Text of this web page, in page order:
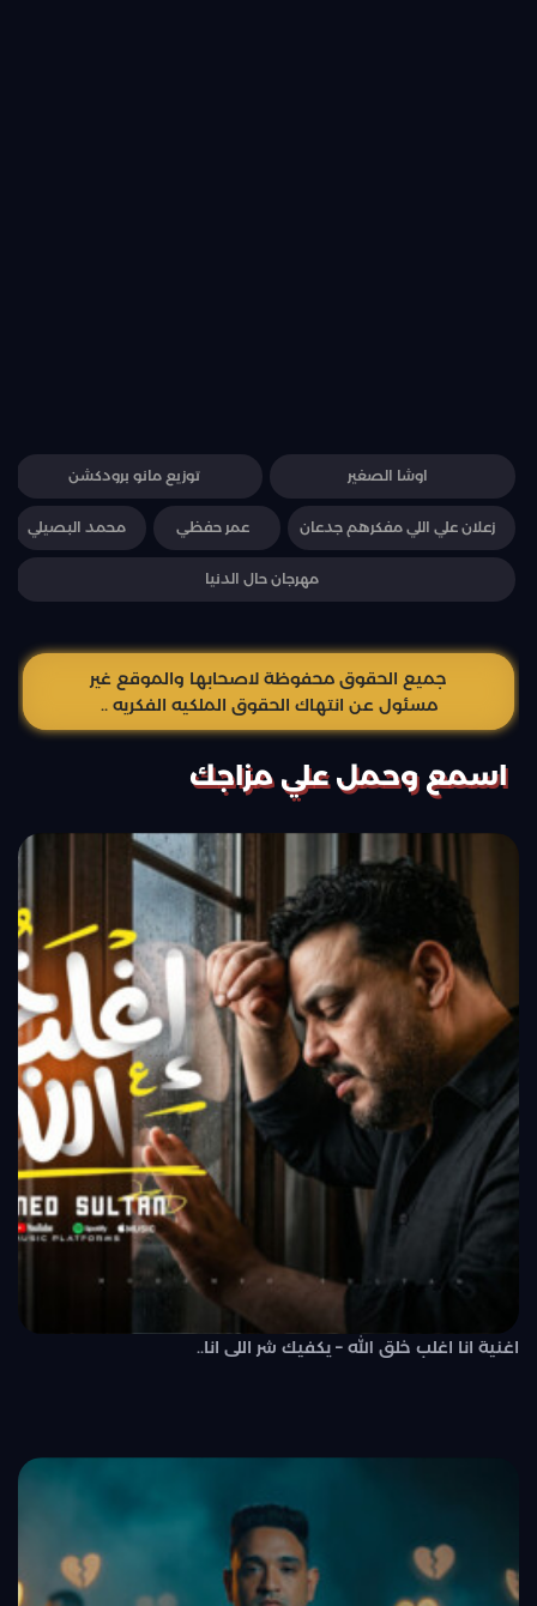
اوشا الصغير توزيع مانو برودكشن
زعلان علي اللي مفكرهم جدعان عمر حفظي محمد البصيلي
مهرجان حال الدنيا
جميع الحقوق محفوظة لاصحابها والموقع غير
مسئول عن انتهاك الحقوق الملكيه الفكريه ..
اسمع وحمل علي مزاجك
اغنية انا اغلب خلق الله – يكفيك شر اللى انا..